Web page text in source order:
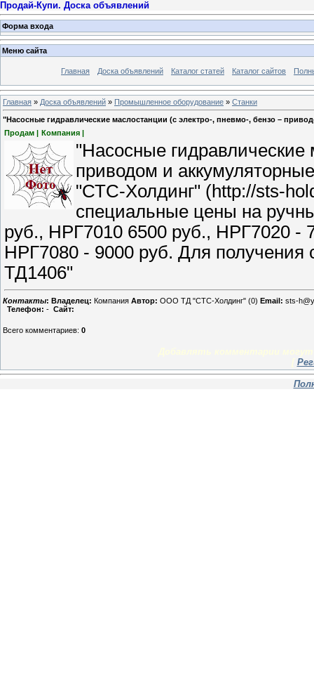
Продай-Купи. Доска объявлений
Форма входа
Меню сайта
Главная Доска объявлений Каталог статей Каталог сайтов
Главная » Доска объявлений » Промышленное оборудование » Станки
"Насосные гидравлические маслостанции (с электро-, пневмо-, бензо –
Продам | Компания |
"Насосные гидравлические
приводом и
"СТС-Холдинг" (http://sts-
специальные цены на
руб., НРГ7010 6500 руб., НРГ7020 -
НРГ7080 - 9000 руб. Для
ТД1406"
Контакты: Владелец: Компания Автор: ООО ТД "СТС-Холдинг" (0) Email: sts-
Телефон: - Сайт:
Всего комментариев: 0